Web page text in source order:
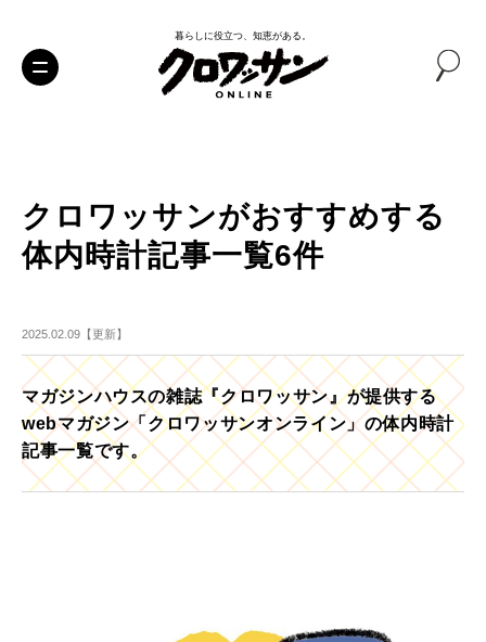
暮らしに役立つ、知恵がある。
クロワッサンがおすすめする
体内時計記事一覧6件
2025.02.09【更新】
マガジンハウスの雑誌『クロワッサン』が提供する
webマガジン「クロワッサンオンライン」の体内時計
記事一覧です。